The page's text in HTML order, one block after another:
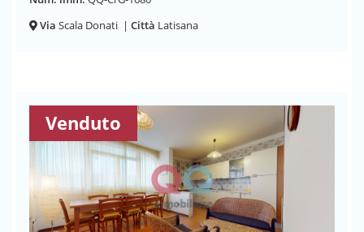
Via Scala Donati | Città Latisana
Venduto